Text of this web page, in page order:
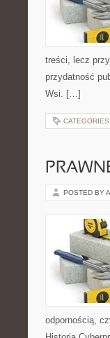
treści, lecz
przydatność
Wsi. […]
CATEGORIES:
POSTED BY
odpornością,